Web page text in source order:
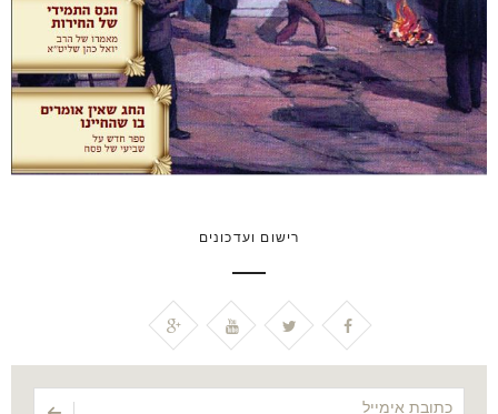
רישום ועדכונים